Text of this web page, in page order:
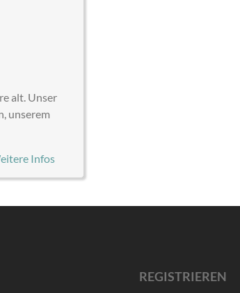
alt. Unser
unserem
Infos
REGISTRIEREN